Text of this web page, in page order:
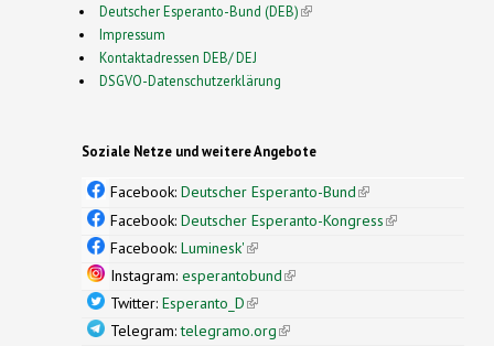
Deutscher Esperanto-Bund (DEB)(link is external)
Impressum
Kontaktadressen DEB/ DEJ
DSGVO-Datenschutzerklärung
Soziale Netze und weitere Angebote
Facebook: Deutscher Esperanto-Bund(link is
external)
Facebook: Deutscher Esperanto-Kongress(link is
Facebook: Luminesk'(link is external)
Instagram: esperantobund(link is external)
Twitter: Esperanto_D(link is external)
Telegram:telegramo.org(link is external)